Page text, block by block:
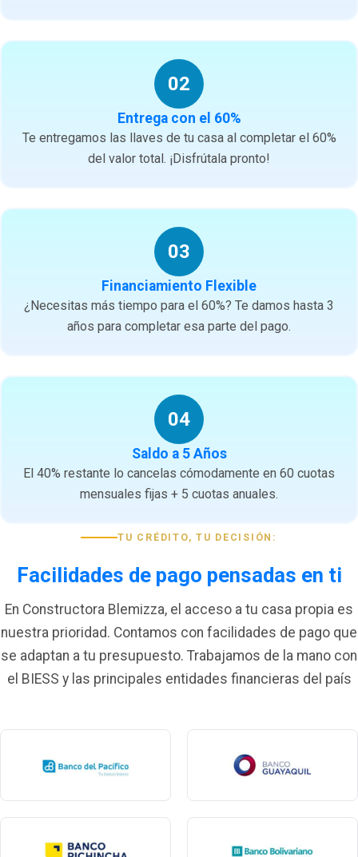
02
Entrega con el 60%
Te entregamos las llaves de tu casa al completar el 60%
del valor total. ¡Disfrútala pronto!
03
Financiamiento Flexible
¿Necesitas más tiempo para el 60%? Te damos hasta 3
años para completar esa parte del pago.
04
Saldo a 5 Años
El 40% restante lo cancelas cómodamente en 60 cuotas
mensuales fijas + 5 cuotas anuales.
TU CRÉDITO, TU DECISIÓN:
Facilidades de pago pensadas en ti
En Constructora Blemizza, el acceso a tu casa propia es
nuestra prioridad. Contamos con facilidades de pago que
se adaptan a tu presupuesto. Trabajamos de la mano con
el BIESS y las principales entidades financieras del país